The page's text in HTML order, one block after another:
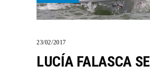
23/02/2017
LUCÍA FALASCA SE